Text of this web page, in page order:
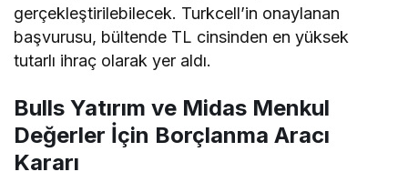
gerçekleştirilebilecek. Turkcell’in onaylanan
başvurusu, bültende TL cinsinden en yüksek
tutarlı ihraç olarak yer aldı.
Bulls Yatırım ve Midas Menkul
Değerler İçin Borçlanma Aracı
Kararı